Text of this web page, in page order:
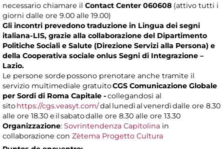
necessario chiamare il Contact Center 060608 (attivo tutti i
giorni dalle ore 9.00 alle 19.00)
Gli incontri prevedono traduzione in Lingua dei segni
italiana-LIS, grazie alla collaborazione del Dipartimento
Politiche Sociali e Salute (Direzione Servizi alla Persona) e
della Cooperativa sociale onlus Segni di Integrazione –
Lazio.
Le persone sorde possono prenotare anche tramite il
servizio multimediale gratuitoCGS Comunicazione Globale
per Sordi di Roma Capitale -collegandosi al
sitohttps://cgs.veasyt.com/dal lunedì al venerdì dalle ore 8.30
alle ore 18.30 e il sabato dalle ore 8.30 alle ore 13.30
Organizzazione: Sovrintendenza Capitolina in
collaborazione con Zètema Progetto Cultura